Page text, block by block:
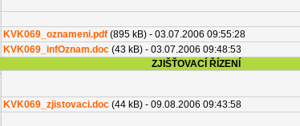
KVK069_oznameni.pdf (895 kB) - 03.07.2006 09:55:28
KVK069_infOznam.doc (43 kB) - 03.07.2006 09:48:53
ZJIŠŤOVACÍ ŘÍZENÍ
KVK069_zjistovaci.doc (44 kB) - 09.08.2006 09:43:58